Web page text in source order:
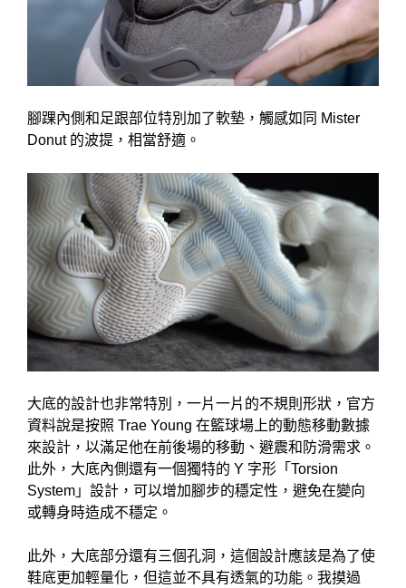
腳踝內側和足跟部位特別加了軟墊，觸感如同 Mister
Donut 的波提，相當舒適。
大底的設計也非常特別，一片一片的不規則形狀，官方
資料說是按照 Trae Young 在籃球場上的動態移動數據
來設計，以滿足他在前後場的移動、避震和防滑需求。
此外，大底內側還有一個獨特的 Y 字形「Torsion
System」設計，可以增加腳步的穩定性，避免在變向
或轉身時造成不穩定。
此外，大底部分還有三個孔洞，這個設計應該是為了使
鞋底更加輕量化，但這並不具有透氣的功能。我摸過